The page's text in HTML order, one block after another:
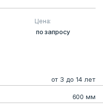
Цена:
по запросу
от 3 до 14 лет
600 мм